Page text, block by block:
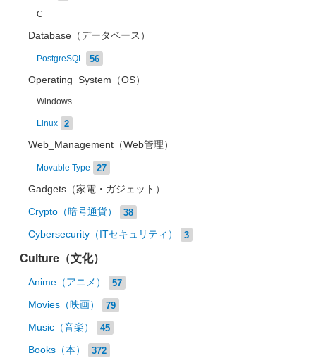
C
Database（データベース）
PostgreSQL 56
Operating_System（OS）
Windows
Linux 2
Web_Management（Web管理）
Movable Type 27
Gadgets（家電・ガジェット）
Crypto（暗号通貨） 38
Cybersecurity（ITセキュリティ） 3
Culture（文化）
Anime（アニメ） 57
Movies（映画） 79
Music（音楽） 45
Books（本） 372